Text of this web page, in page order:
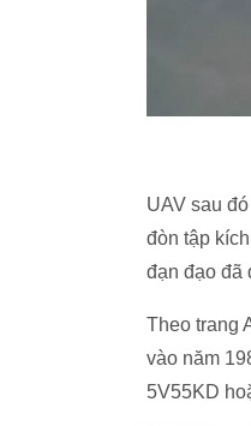
UAV sau
đòn tập
đạn đạo đã
Theo trang
vào năm
5V55KD